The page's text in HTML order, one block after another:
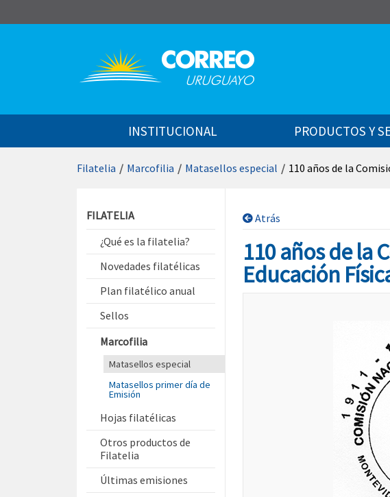
INSTITUCIONAL PRODUCTOS Y
Filatelia / Marcofilia / Matasellos especial / 110 años de la
FILATELIA
¿Qué es la filatelia?
Novedades filatélicas
Plan filatélico anual
Sellos
Marcofilia
Matasellos especial
Matasellos primer día de
Emisión
Hojas filatélicas
Otros productos de
Filatelia
Últimas emisiones
Atrás
110 años de la
Educación